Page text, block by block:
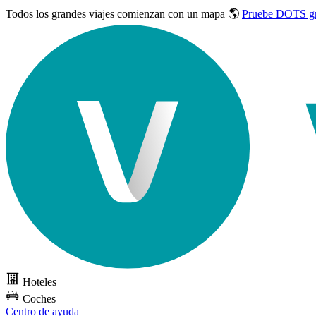
Todos los grandes viajes comienzan con un mapa 🌎 Pruebe DOTS
Hoteles
Coches
Centro de ayuda